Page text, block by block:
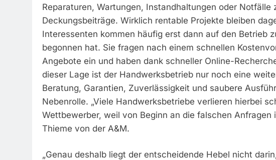
Reparaturen, Wartungen, Instandhaltungen oder
Deckungsbeiträge. Wirklich rentable Projekte bleiben
Interessenten kommen häufig erst dann auf den Betrieb
begonnen hat. Sie fragen nach einem schnellen
Angebote ein und haben dank schneller Online-
dieser Lage ist der Handwerksbetrieb nur noch eine
Beratung, Garantien, Zuverlässigkeit und saubere
Nebenrolle. „Viele Handwerksbetriebe verlieren hierbei
Wettbewerber, weil von Beginn an die falschen Anfragen
Thieme von der A&M.
„Genau deshalb liegt der entscheidende Hebel nicht